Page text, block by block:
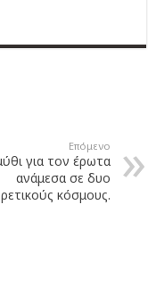
Επόμενο
για τον έρωτα
ανάμεσα σε δυο
κόσμους.